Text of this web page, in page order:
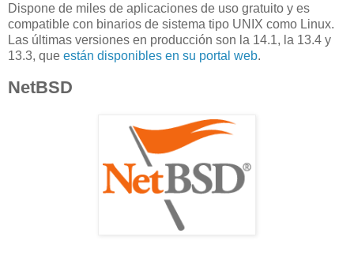
Dispone de miles de aplicaciones de uso gratuito y es
compatible con binarios de sistema tipo UNIX como Linux.
Las últimas versiones en producción son la 14.1, la 13.4 y
13.3, que están disponibles en su portal web.
NetBSD